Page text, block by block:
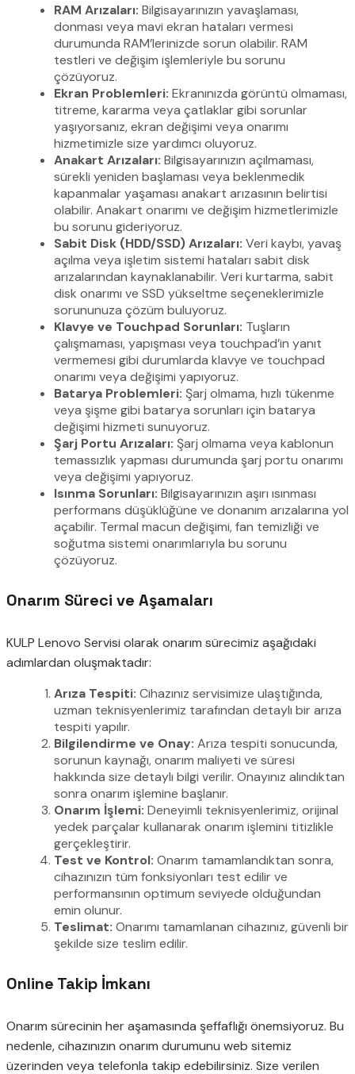
RAM Arızaları: Bilgisayarınızın yavaşlaması,
donması veya mavi ekran hataları vermesi
durumunda RAM’lerinizde sorun olabilir. RAM
testleri ve değişim işlemleriyle bu sorunu
çözüyoruz.
Ekran Problemleri: Ekranınızda görüntü olmaması,
titreme, kararma veya çatlaklar gibi sorunlar
yaşıyorsanız, ekran değişimi veya onarımı
hizmetimizle size yardımcı oluyoruz.
Anakart Arızaları: Bilgisayarınızın açılmaması,
sürekli yeniden başlaması veya beklenmedik
kapanmalar yaşaması anakart arızasının belirtisi
olabilir. Anakart onarımı ve değişim hizmetlerimizle
bu sorunu gideriyoruz.
Sabit Disk (HDD/SSD) Arızaları: Veri kaybı, yavaş
açılma veya işletim sistemi hataları sabit disk
arızalarından kaynaklanabilir. Veri kurtarma, sabit
disk onarımı ve SSD yükseltme seçeneklerimizle
sorununuza çözüm buluyoruz.
Klavye ve Touchpad Sorunları: Tuşların
çalışmaması, yapışması veya touchpad’in yanıt
vermemesi gibi durumlarda klavye ve touchpad
onarımı veya değişimi yapıyoruz.
Batarya Problemleri: Şarj olmama, hızlı tükenme
veya şişme gibi batarya sorunları için batarya
değişimi hizmeti sunuyoruz.
Şarj Portu Arızaları: Şarj olmama veya kablonun
temassızlık yapması durumunda şarj portu onarımı
veya değişimi yapıyoruz.
Isınma Sorunları: Bilgisayarınızın aşırı ısınması
performans düşüklüğüne ve donanım arızalarına yol
açabilir. Termal macun değişimi, fan temizliği ve
soğutma sistemi onarımlarıyla bu sorunu
çözüyoruz.
Onarım Süreci ve Aşamaları
KULP Lenovo Servisi olarak onarım sürecimiz aşağıdaki
adımlardan oluşmaktadır:
Arıza Tespiti: Cihazınız servisimize ulaştığında,
uzman teknisyenlerimiz tarafından detaylı bir arıza
tespiti yapılır.
Bilgilendirme ve Onay: Arıza tespiti sonucunda,
sorunun kaynağı, onarım maliyeti ve süresi
hakkında size detaylı bilgi verilir. Onayınız alındıktan
sonra onarım işlemine başlanır.
Onarım İşlemi: Deneyimli teknisyenlerimiz, orijinal
yedek parçalar kullanarak onarım işlemini titizlikle
gerçekleştirir.
Test ve Kontrol: Onarım tamamlandıktan sonra,
cihazınızın tüm fonksiyonları test edilir ve
performansının optimum seviyede olduğundan
emin olunur.
Teslimat: Onarımı tamamlanan cihazınız, güvenli bir
şekilde size teslim edilir.
Online Takip İmkanı
Onarım sürecinin her aşamasında şeffaflığı önemsiyoruz. Bu
nedenle, cihazınızın onarım durumunu web sitemiz
üzerinden veya telefonla takip edebilirsiniz. Size verilen